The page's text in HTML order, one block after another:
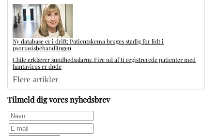
Ny database er i drift: Patientskema bruges stadig for lidt i
psoriasisbehandlingen
Chile erklærer sundhedsalarm: Fire ud af ti registrerede patienter med
hantavirus er døde
Flere artikler
Tilmeld dig vores nyhedsbrev